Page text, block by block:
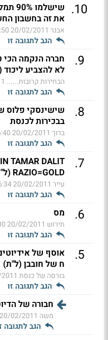
10
.
את זה בחשבון
אבנר 20/02/2011 16:50
הגב לתגובה זו
9
.
חברה הנקמה הכי
לא להצביע ליכוד
הבחירות קרובות......
הגב לתגובה זו
8
.
בבכירות לכנסת
ברוך 20/02/2011 16:40
הגב לתגובה זו
7
.
TAMAR DALIT
RAZIO=GOLD (ל"ת)
עייר 20/02/2011 16:34
הגב לתגובה זו
6
. מס
תירוש 20/02/2011 16:30
הגב לתגובה זו
5
.
אוסף של
ח של חובבן (ל"ת)
בורסה של כנסת 16:26
הגב לתגובה זו
חבורה של
משה 20/02/2011 16:41
הגב לתגובה